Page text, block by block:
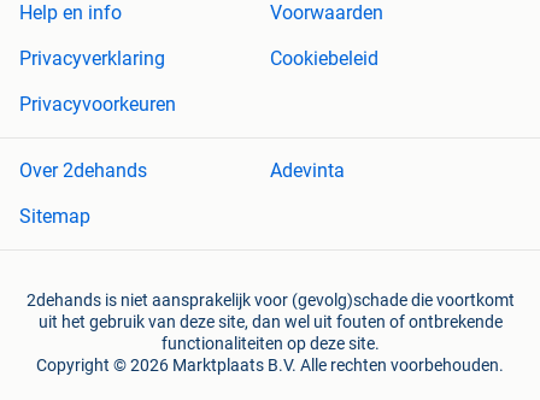
Help en info
Voorwaarden
Privacyverklaring
Cookiebeleid
Privacyvoorkeuren
Over 2dehands
Adevinta
Sitemap
2dehands is niet aansprakelijk voor (gevolg)schade die voortkomt
uit het gebruik van deze site, dan wel uit fouten of ontbrekende
functionaliteiten op deze site.
Copyright © 2026 Marktplaats B.V. Alle rechten voorbehouden.